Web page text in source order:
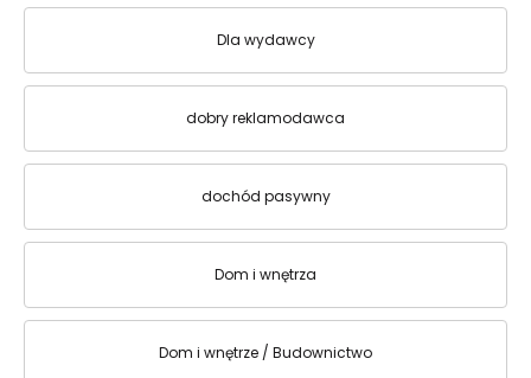
Dla wydawcy
dobry reklamodawca
dochód pasywny
Dom i wnętrza
Dom i wnętrze / Budownictwo